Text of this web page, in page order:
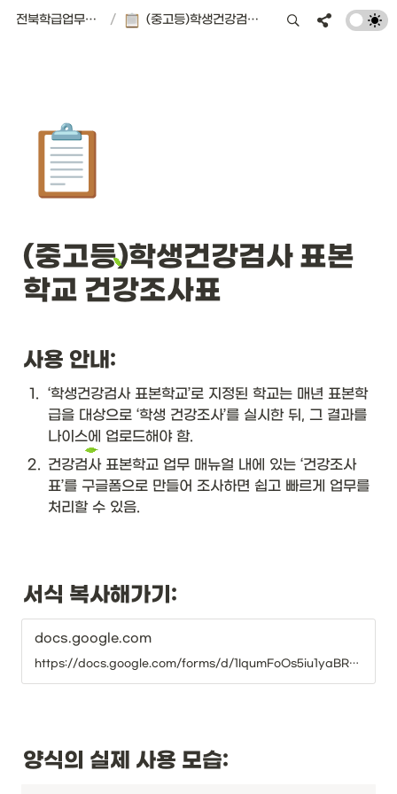
전북학급업무경감 플랫폼 | 서식편의점 / (중고등)학생건강검사 표본학교 건강조사표
📋
(중고등)학생건강검사 표본
학교 건강조사표
사용 안내:
1. ‘학생건강검사 표본학교’로 지정된 학교는 매년 표본학
급을 대상으로 ‘학생 건강조사’를 실시한 뒤, 그 결과를
나이스에 업로드해야 함.
2. 건강검사 표본학교 업무 매뉴얼 내에 있는 ‘건강조사
표’를 구글폼으로 만들어 조사하면 쉽고 빠르게 업무를
처리할 수 있음.
서식 복사해가기:
docs.google.com
https://docs.google.com/forms/d/1IqumFoOs5iu1yaBRoa_3mEahZHaJkcVA1RNVWOYZEis/copy
양식의 실제 사용 모습: